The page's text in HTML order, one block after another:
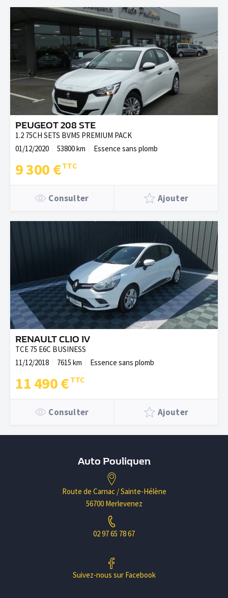
PEUGEOT 208 STE
1.2 75CH SETS BVM5 PREMIUM PACK
01/12/2020
53800 km Essence sans plomb
9 300 €
Consulter Ajouter
RENAULT CLIO IV
TCE 75 E6C BUSINESS
11/12/2018
7615 km Essence sans plomb
11 490 €
Consulter Ajouter
Auto Pouliquen
Route de Carnac / Sainte-Hélène
56700 Merlevenez
02 97 65 78 67
Suivez-nous sur Facebook